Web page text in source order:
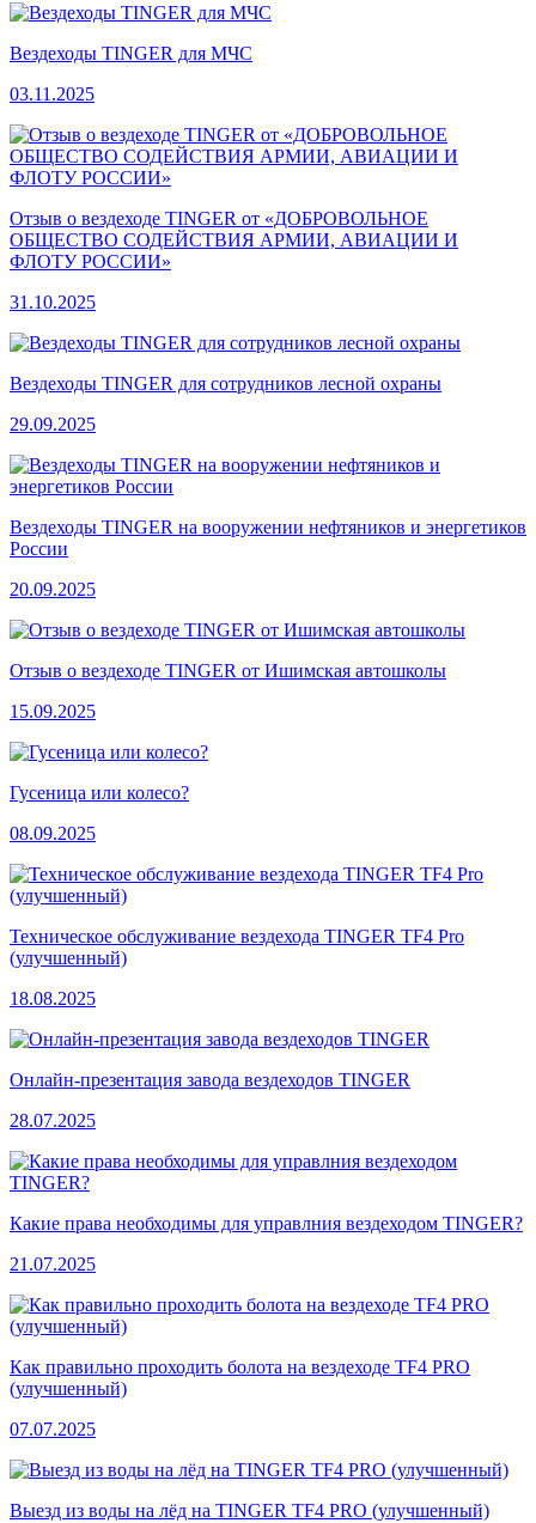
Вездеходы TINGER для МЧС
03.11.2025
Отзыв о вездеходе TINGER от «ДОБРОВОЛЬНОЕ
ОБЩЕСТВО СОДЕЙСТВИЯ АРМИИ, АВИАЦИИ И
ФЛОТУ РОССИИ»
31.10.2025
Вездеходы TINGER для сотрудников лесной охраны
29.09.2025
Вездеходы TINGER на вооружении нефтяников и энергетиков
России
20.09.2025
Отзыв о вездеходе TINGER от Ишимская автошколы
15.09.2025
Гусеница или колесо?
08.09.2025
Техническое обслуживание вездехода TINGER TF4 Pro
(улучшенный)
18.08.2025
Онлайн-презентация завода вездеходов TINGER
28.07.2025
Какие права необходимы для управлния вездеходом TINGER?
21.07.2025
Как правильно проходить болота на вездеходе TF4 PRO
(улучшенный)
07.07.2025
Выезд из воды на лёд на TINGER TF4 PRO (улучшенный)